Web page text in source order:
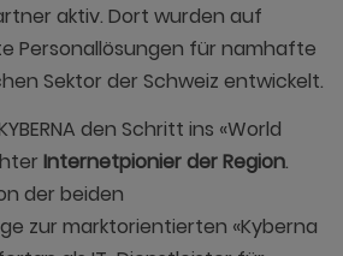
aktiv. Dort wurden auf
Personallösungen für namhafte
Sektor der Schweiz entwickelt.
den Schritt ins «World
Internetpionier der Region.
der beiden
zur marktorientierten «Kyberna